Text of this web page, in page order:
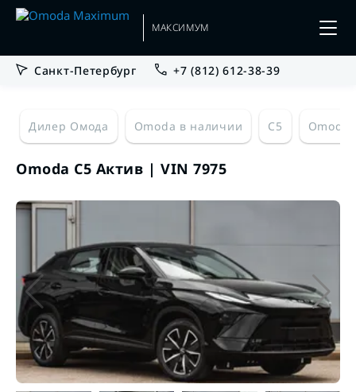
МАКСИМУМ
Санкт-Петербург +7 (812) 612-38-39
Дилер Омода Omoda в наличии C5 Omoda
Omoda C5 Актив | VIN 7975